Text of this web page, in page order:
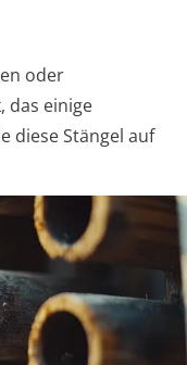
oder
das einige
diese Stängel auf